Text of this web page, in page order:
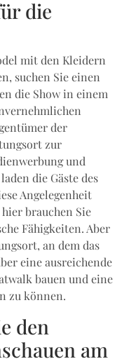
die
mit den Kleidern
suchen Sie einen
die Show in einem
der
zur
und
die Gäste des
Angelegenheit
brauchen Sie
Fähigkeiten. Aber
an dem das
eine ausreichende
bauen und eine
zu können.
den
am